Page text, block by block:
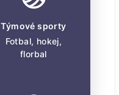
Týmové sporty
Fotbal, hokej,
florbal